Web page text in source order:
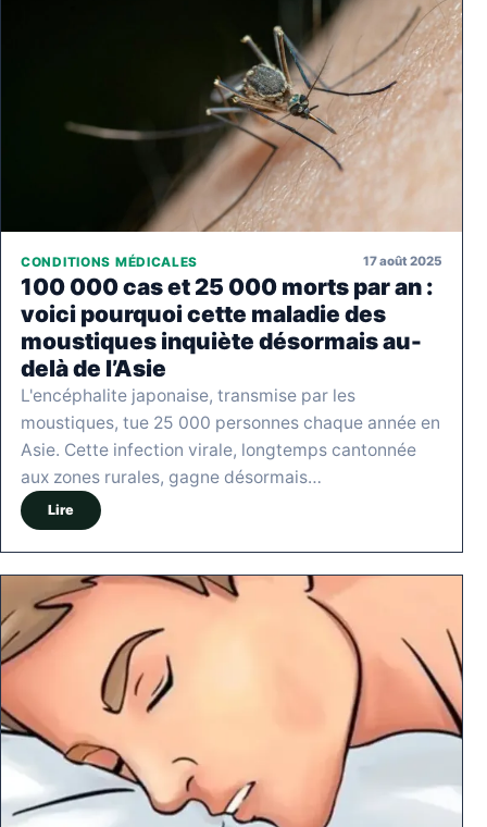
CONDITIONS MÉDICALES 17 août 2025
100 000 cas et 25 000 morts par an :
voici pourquoi cette maladie des
moustiques inquiète désormais au-
delà de l’Asie
L'encéphalite japonaise, transmise par les
moustiques, tue 25 000 personnes chaque année en
Asie. Cette infection virale, longtemps cantonnée
aux zones rurales, gagne désormais…
Lire